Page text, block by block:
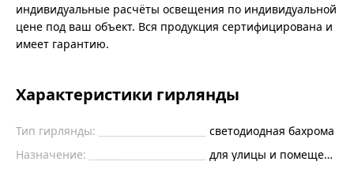
индивидуальные расчёты освещения по индивидуальной
цене под ваш объект. Вся продукция сертифицирована и
имеет гарантию.
Характеристики гирлянды
Тип гирлянды:
светодиодная бахрома
Назначение:
для улицы и помещений